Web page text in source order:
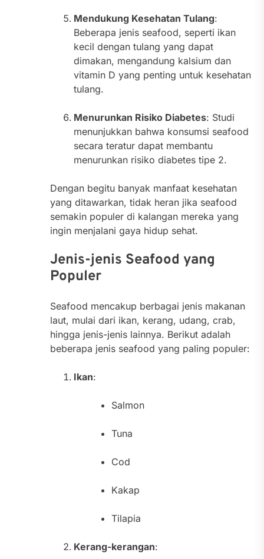
Mendukung Kesehatan Tulang:
Beberapa jenis seafood, seperti ikan
kecil dengan tulang yang dapat
dimakan, mengandung kalsium dan
vitamin D yang penting untuk kesehatan
tulang.
Menurunkan Risiko Diabetes: Studi
menunjukkan bahwa konsumsi seafood
secara teratur dapat membantu
menurunkan risiko diabetes tipe 2.
Dengan begitu banyak manfaat kesehatan
yang ditawarkan, tidak heran jika seafood
semakin populer di kalangan mereka yang
ingin menjalani gaya hidup sehat.
Jenis-jenis Seafood yang
Populer
Seafood mencakup berbagai jenis makanan
laut, mulai dari ikan, kerang, udang, crab,
hingga jenis-jenis lainnya. Berikut adalah
beberapa jenis seafood yang paling populer:
Ikan:
Salmon
Tuna
Cod
Kakap
Tilapia
Kerang-kerangan: